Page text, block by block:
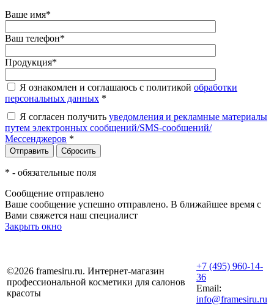
Ваше имя*
Ваш телефон*
Продукция*
Я ознакомлен и соглашаюсь с политикой обработки
персональных данных *
Я согласен получить уведомления и рекламные материалы
путем электронных сообщений/SMS-сообщений/
Мессенджеров *
* - обязательные поля
Сообщение отправлено
Ваше сообщение успешно отправлено. В ближайшее время с
Вами свяжется наш специалист
Закрыть окно
©2026 framesiru.ru. Интернет-магазин
профессиональной косметики для салонов
красоты
+7 (495) 960-14-
36
Email:
info@framesiru.ru